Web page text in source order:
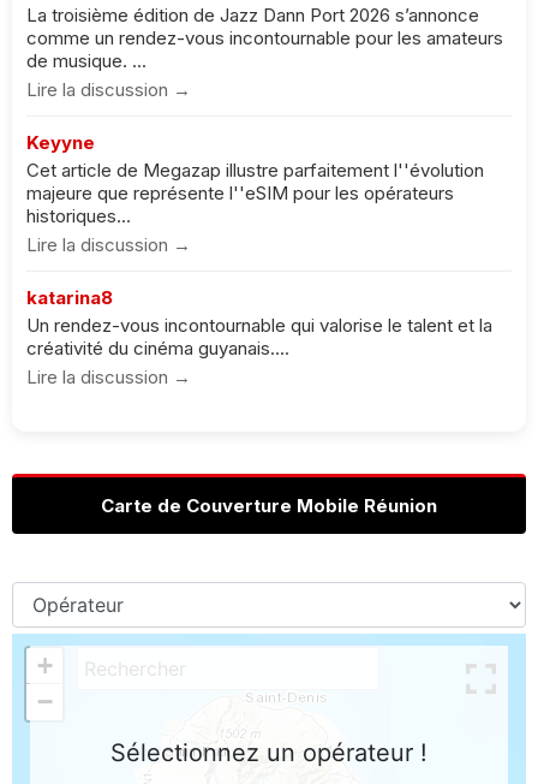
La troisième édition de Jazz Dann Port 2026 s’annonce
comme un rendez-vous incontournable pour les amateurs
de musique. ...
Lire la discussion →
Keyyne
Cet article de Megazap illustre parfaitement l''évolution
majeure que représente l''eSIM pour les opérateurs
historiques...
Lire la discussion →
katarina8
Un rendez-vous incontournable qui valorise le talent et la
créativité du cinéma guyanais....
Lire la discussion →
Carte de Couverture Mobile Réunion